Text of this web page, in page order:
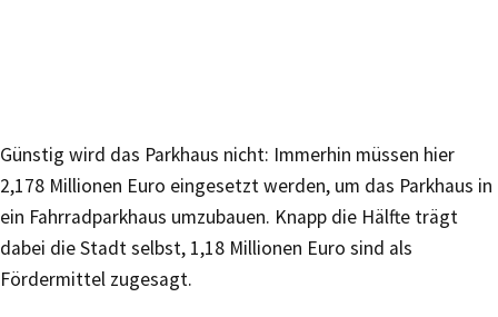
Günstig wird das Parkhaus nicht: Immerhin müssen hier
2,178 Millionen Euro eingesetzt werden, um das Parkhaus in
ein Fahrradparkhaus umzubauen. Knapp die Hälfte trägt
dabei die Stadt selbst, 1,18 Millionen Euro sind als
Fördermittel zugesagt.